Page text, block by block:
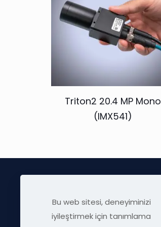
Triton2 20.4 MP Mono
(IMX541)
Bu web sitesi, deneyiminizi
iyileştirmek için tanımlama